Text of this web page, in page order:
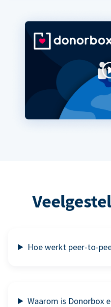
Hoe werkt peer-to-
Waarom is Donorbox